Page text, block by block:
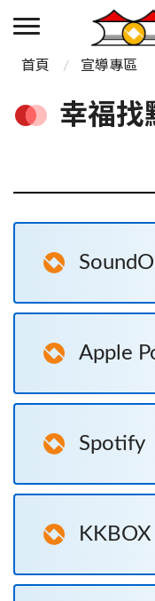
首頁 宣導專區
幸福找
Apple
Spotify
KKBOX